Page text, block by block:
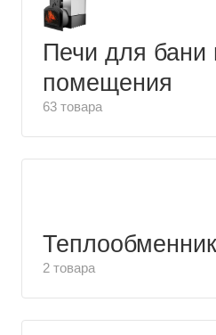
Печи для бани
помещения
63 товара
2 товара